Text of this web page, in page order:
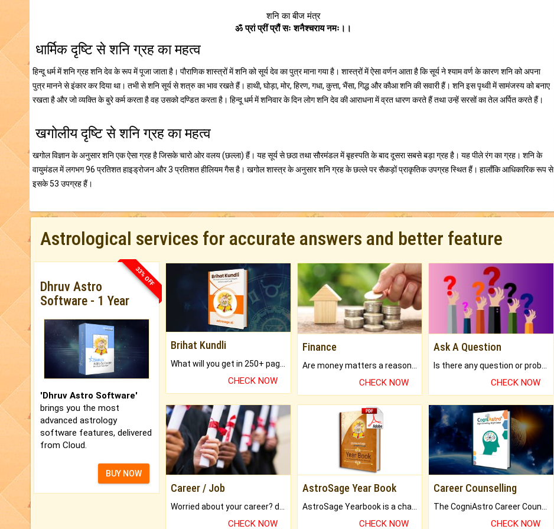
शनि का बीज मंत्र
ॐ प्रां प्रीं प्रौं सः शनैश्चराय नमः।।
धार्मिक दृष्टि से शनि ग्रह का महत्व
हिन्दू धर्म में शनि ग्रह शनि देव के रूप में पूजा जाता है। पौराणिक शास्त्रों में शनि को सूर्य देव का पुत्र माना गया है। शास्त्रों में ऐसा वर्णन आता है कि सूर्य ने श्याम वर्ण के कारण शनि को अपना
पुत्र मानने से इंकार कर दिया था। तभी से शनि सूर्य से शत्रु का भाव रखते हैं। हाथी, घोड़ा, मोर, हिरण, गधा, कुत्ता, भैंसा, गिद्ध और काैआ शनि की सवारी हैं। शनि इस पृथ्वी में सामंजस्य को बनाए
रखता है और जो व्यक्ति के बुरे कर्म करता है वह उसको दण्डित करता है। हिन्दू धर्म में शनिवार के दिन लोग शनि देव की आराधना में व्रत धारण करते हैं तथा उन्हें सरसों का तेल अर्पित करते हैं।
खगोलीय दृष्टि से शनि ग्रह का महत्व
खगोल विज्ञान के अनुसार शनि एक ऐसा ग्रह है जिसके चारो ओर वलय (छल्ला) हैं। यह सूर्य से छठा तथा सौरमंडल में बृहस्पति के बाद दूसरा सबसे बड़ा ग्रह है। यह पीले रंग का ग्रह। शनि के
वायुमंडल में लगभग 96 प्रतिशत हाइड्रोजन और 3 प्रतिशत हीलियम गैस है। खगोल शास्त्र के अनुसार शनि ग्रह के छल्ले पर सैकड़ों प्राकृतिक उपग्रह स्थित हैं। हालाँकि आधिकारिक रूप से
इसके 53 उपग्रह हैं।
Astrological services for accurate answers and better feature
33% OFF
Dhruv Astro
Software - 1 Year
'Dhruv Astro Software'
brings you the most
advanced astrology
software features, delivered
from Cloud.
BUY NOW
Brihat Kundli
CHECK NOW
Finance
CHECK NOW
Ask A Question
CHECK NOW
Career / Job
CHECK NOW
AstroSage Year Book
CHECK NOW
Career Counselling
CHECK NOW